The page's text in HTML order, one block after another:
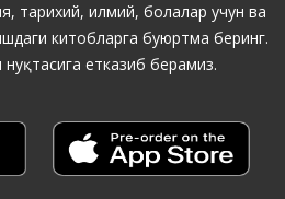
тарихий, илмий, болалар учун ва
китобларга буюртма беринг.
нуқтасига етказиб берамиз.